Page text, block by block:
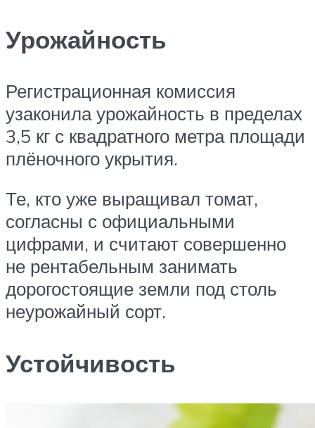
Урожайность
Регистрационная комиссия
узаконила урожайность в пределах
3,5 кг с квадратного метра площади
плёночного укрытия.
Те, кто уже выращивал томат,
согласны с официальными
цифрами, и считают совершенно
не рентабельным занимать
дорогостоящие земли под столь
неурожайный сорт.
Устойчивость